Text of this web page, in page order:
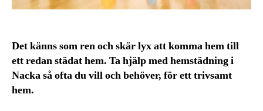
Det känns som ren och skär lyx att komma hem till
ett redan städat hem. Ta hjälp med hemstädning i
Nacka så ofta du vill och behöver, för ett trivsamt
hem.